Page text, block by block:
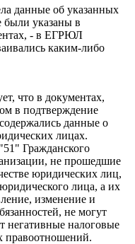
данные об указанных
указаны в
- в ЕГРЮЛ
каким-либо
что в документах,
в подтверждение
данные о
лицах.
Гражданского
не прошедшие
юридических лиц,
лица, а их
изменение и
не могут
негативные налоговые
правоотношений.